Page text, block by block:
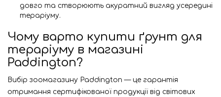
довго та створюють акуратний вигляд усередині
тераріуму.
Чому варто купити ґрунт для
тераріуму в магазині
Paddington?
Вибір зоомагазину Paddington — це гарантія
отримання сертифікованої продукції від світових